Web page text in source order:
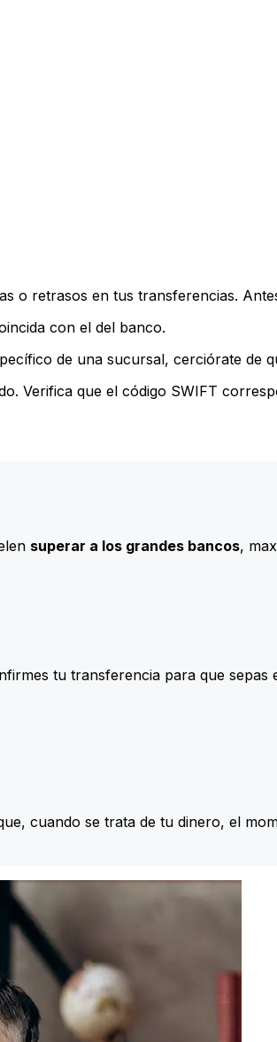
o retrasos en tus transferencias.
con el del banco.
de una sucursal, cerciórate de
Verifica que el código SWIFT
superar a los grandes bancos,
tu transferencia para que
cuando se trata de tu dinero, el